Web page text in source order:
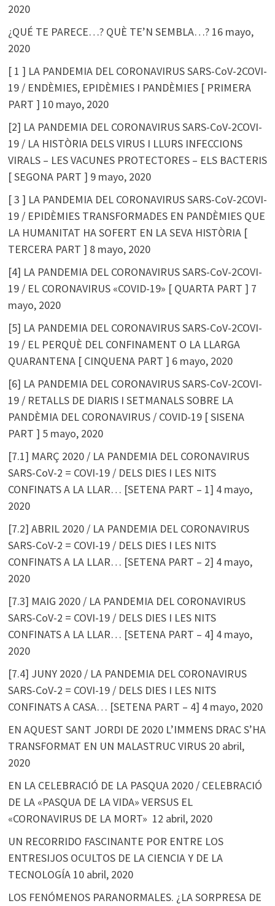
2020
¿QUÉ TE PARECE…? QUÈ TE’N SEMBLA…? 16 mayo,
2020
[ 1 ] LA PANDEMIA DEL CORONAVIRUS SARS-CoV-2COVI-
19 / ENDÈMIES, EPIDÈMIES I PANDÈMIES [ PRIMERA
PART ] 10 mayo, 2020
[2] LA PANDEMIA DEL CORONAVIRUS SARS-CoV-2COVI-
19 / LA HISTÒRIA DELS VIRUS I LLURS INFECCIONS
VIRALS – LES VACUNES PROTECTORES – ELS BACTERIS
[ SEGONA PART ] 9 mayo, 2020
[ 3 ] LA PANDEMIA DEL CORONAVIRUS SARS-CoV-2COVI-
19 / EPIDÈMIES TRANSFORMADES EN PANDÈMIES QUE
LA HUMANITAT HA SOFERT EN LA SEVA HISTÒRIA [
TERCERA PART ] 8 mayo, 2020
[4] LA PANDEMIA DEL CORONAVIRUS SARS-CoV-2COVI-
19 / EL CORONAVIRUS «COVID-19» [ QUARTA PART ] 7
mayo, 2020
[5] LA PANDEMIA DEL CORONAVIRUS SARS-CoV-2COVI-
19 / EL PERQUÈ DEL CONFINAMENT O LA LLARGA
QUARANTENA [ CINQUENA PART ] 6 mayo, 2020
[6] LA PANDEMIA DEL CORONAVIRUS SARS-CoV-2COVI-
19 / RETALLS DE DIARIS I SETMANALS SOBRE LA
PANDÈMIA DEL CORONAVIRUS / COVID-19 [ SISENA
PART ] 5 mayo, 2020
[7.1] MARÇ 2020 / LA PANDEMIA DEL CORONAVIRUS
SARS-CoV-2 = COVI-19 / DELS DIES I LES NITS
CONFINATS A LA LLAR… [SETENA PART – 1] 4 mayo,
2020
[7.2] ABRIL 2020 / LA PANDEMIA DEL CORONAVIRUS
SARS-CoV-2 = COVI-19 / DELS DIES I LES NITS
CONFINATS A LA LLAR… [SETENA PART – 2] 4 mayo,
2020
[7.3] MAIG 2020 / LA PANDEMIA DEL CORONAVIRUS
SARS-CoV-2 = COVI-19 / DELS DIES I LES NITS
CONFINATS A LA LLAR… [SETENA PART – 4] 4 mayo,
2020
[7.4] JUNY 2020 / LA PANDEMIA DEL CORONAVIRUS
SARS-CoV-2 = COVI-19 / DELS DIES I LES NITS
CONFINATS A CASA… [SETENA PART – 4] 4 mayo, 2020
EN AQUEST SANT JORDI DE 2020 L’IMMENS DRAC S’HA
TRANSFORMAT EN UN MALASTRUC VIRUS 20 abril,
2020
EN LA CELEBRACIÓ DE LA PASQUA 2020 / CELEBRACIÓ
DE LA «PASQUA DE LA VIDA» VERSUS EL
«CORONAVIRUS DE LA MORT» 12 abril, 2020
UN RECORRIDO FASCINANTE POR ENTRE LOS
ENTRESIJOS OCULTOS DE LA CIENCIA Y DE LA
TECNOLOGÍA 10 abril, 2020
LOS FENÓMENOS PARANORMALES. ¿LA SORPRESA DE